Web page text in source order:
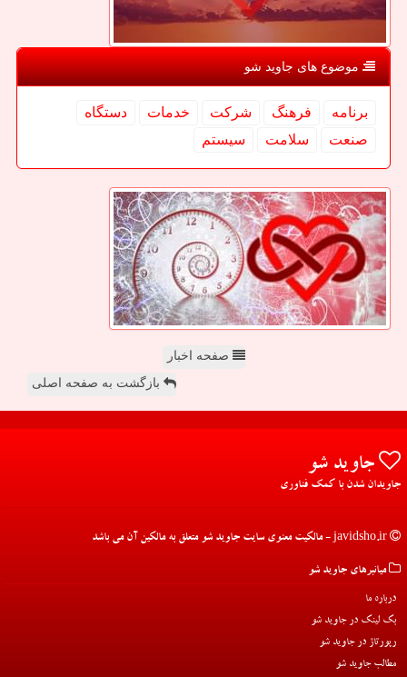
موضوع های جاوید شو
برنامه فرهنگ شركت خدمات
دستگاه
صنعت
سلامت سیستم
صفحه اخبار
بازگشت به صفحه اصلی
جاوید شو
جاویدان شدن با کمک فناوری
میانبرهای جاوید شو
درباره ما
بک لینک در جاوید شو
رپورتاژ در جاوید شو
مطالب جاوید شو